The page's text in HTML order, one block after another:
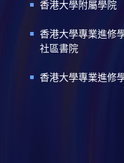
香港大學附屬學院
香港大學專業進修
社區書院
香港大學專業進修